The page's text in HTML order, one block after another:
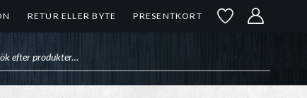
RETUR ELLER BYTE PRESENTKORT